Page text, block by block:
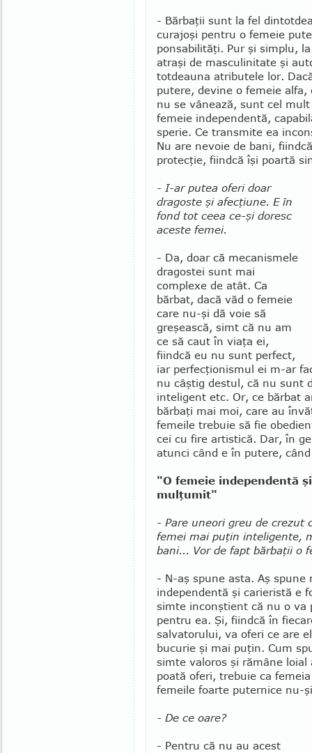
- Bărbaţii sunt la fel
cu­rajoşi pentru o femeie
pon­sa­bi­lităţi. Pur şi simplu,
atraşi de mas­­cu­linitate şi
totdeauna atri­bu­­te­le lor.
putere, devine o femeie
nu se vâ­nea­ză, sunt cel
femeie in­dependentă,
sperie. Ce transmite ea
Nu are nevoie de bani,
protecţie, fiindcă îşi poartă
- I-ar putea oferi doar
dragoste şi afecţiune. E în
fond tot ceea ce-şi doresc
aceste femei.
- Da, doar că mecanismele
dragostei sunt mai
complexe de atât. Ca
bărbat, dacă văd o femeie
care nu-şi dă voie să
greşească, simt că nu am
ce să caut în viaţa ei,
fiindcă eu nu sunt perfect,
iar perfecţionismul ei m-ar
nu câştig destul, că nu sunt
inteligent etc. Or, ce bărbat
bărbaţi mai moi, care au
femeile trebuie să fie
cei cu fire artistică. Dar, în
atunci când e în putere,
"O femeie independentă
mulţumit"
- Pare uneori greu de crezut
femei mai puţin inte­li­gen­te,
bani... Vor de fapt bărbaţii o
- N-aş spune asta. Aş spune
independentă şi carieristă e
simte inconştient că nu o va
pentru ea. Şi, fiindcă în
salvatorului, va oferi ce are
bucurie şi mai puţin. Cum
simte valoros şi rămâne
poată oferi, trebuie ca
femeile foarte pu­ter­nice nu-
- De ce oare?
- Pentru că nu au acest